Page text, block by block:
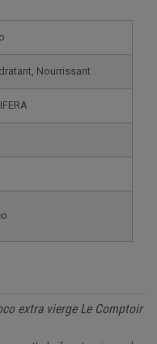
Nourrissant
extra vierge Le Comptoir